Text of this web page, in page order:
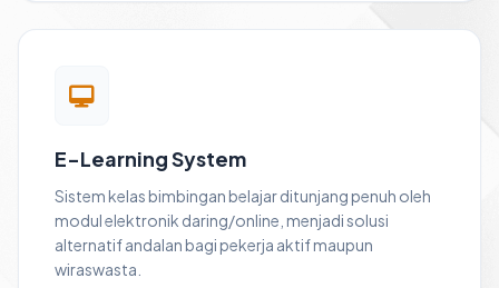
E-Learning System
Sistem kelas bimbingan belajar ditunjang penuh oleh
modul elektronik daring/online, menjadi solusi
alternatif andalan bagi pekerja aktif maupun
wiraswasta.